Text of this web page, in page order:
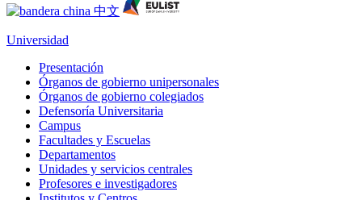
Universidad
Presentación
Órganos de gobierno unipersonales
Órganos de gobierno colegiados
Defensoría Universitaria
Campus
Facultades y Escuelas
Departamentos
Unidades y servicios centrales
Profesores e investigadores